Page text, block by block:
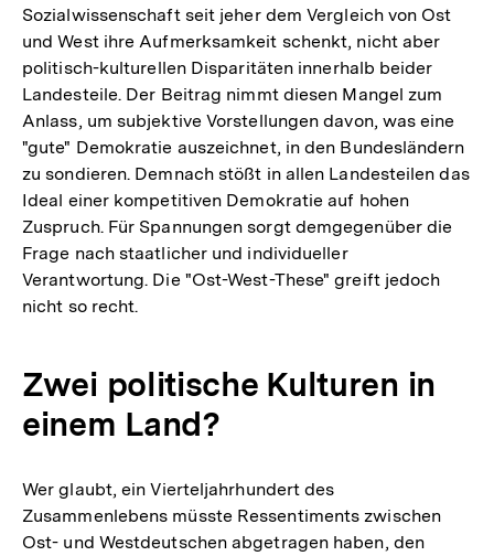
Sozialwissenschaft seit jeher dem Vergleich von Ost
und West ihre Aufmerksamkeit schenkt, nicht aber
politisch-kulturellen Disparitäten innerhalb beider
Landesteile. Der Beitrag nimmt diesen Mangel zum
Anlass, um subjektive Vorstellungen davon, was eine
"gute" Demokratie auszeichnet, in den Bundesländern
zu sondieren. Demnach stößt in allen Landesteilen das
Ideal einer kompetitiven Demokratie auf hohen
Zuspruch. Für Spannungen sorgt demgegenüber die
Frage nach staatlicher und individueller
Verantwortung. Die "Ost-West-These" greift jedoch
nicht so recht.
Zwei politische Kulturen in
einem Land?
Wer glaubt, ein Vierteljahrhundert des
Zusammenlebens müsste Ressentiments zwischen
Ost- und Westdeutschen abgetragen haben, den